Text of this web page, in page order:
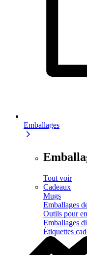
Emballages
Tout voir
Cadeaux
Mugs
Emballages
Outils pour
Emballages
Étiquettes